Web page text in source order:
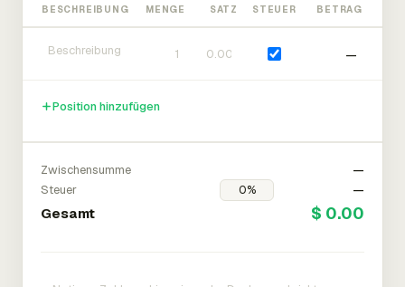
BESCHREIBUNG MENGE SATZ STEUER BETRAG
—
Position hinzufügen
Zwischensumme
—
Steuer
—
Gesamt $ 0.00